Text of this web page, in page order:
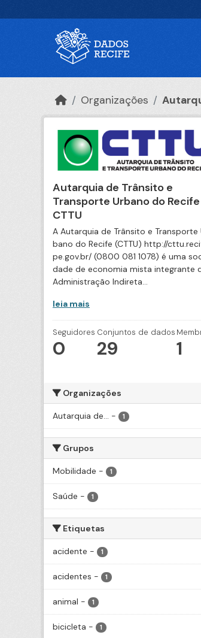
Organizações
Autarquia de Trânsito e
Transporte Urbano do
CTTU
A Autarquia de Trânsito e Transporte
bano do Recife (CTTU) http://
pe.gov.br/ (0800 081 1078) é uma
dade de economia mista integrante
Administração Indireta...
leia mais
Seguidores
0
Conjuntos de dados
29 1
Organizações
Autarquia de... - 1
Grupos
Mobilidade - 1
Saúde - 1
Etiquetas
acidente - 1
acidentes - 1
animal - 1
bicicleta - 1